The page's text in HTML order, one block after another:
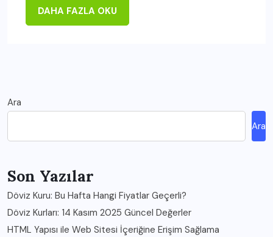
DAHA FAZLA OKU
Ara
Ara
Son Yazılar
Döviz Kuru: Bu Hafta Hangi Fiyatlar Geçerli?
Döviz Kurları: 14 Kasım 2025 Güncel Değerler
HTML Yapısı ile Web Sitesi İçeriğine Erişim Sağlama